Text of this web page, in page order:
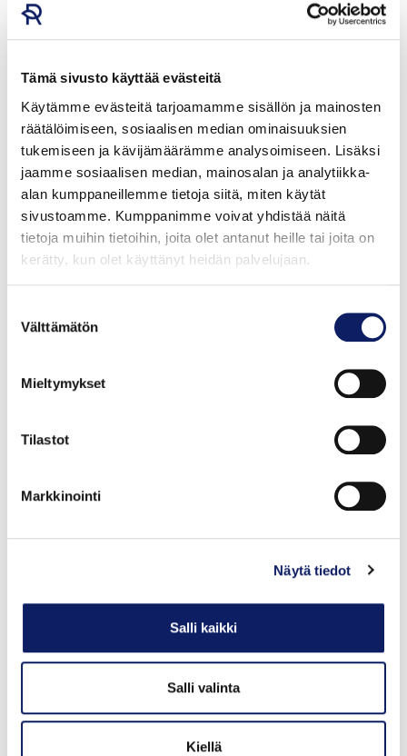
Tämä sivusto käyttää evästeitä
Käytämme evästeitä tarjoamamme sisällön ja mainosten
räätälöimiseen, sosiaalisen median ominaisuuksien
tukemiseen ja kävijämäärämme analysoimiseen. Lisäksi
jaamme sosiaalisen median, mainosalan ja analytiikka-
alan kumppaneillemme tietoja siitä, miten käytät
sivustoamme. Kumppanimme voivat yhdistää näitä
tietoja muihin tietoihin, joita olet antanut heille tai joita on
kerätty, kun olet käyttänyt heidän palvelujaan.
valinta
Välttämätön
Mieltymykset
Tilastot
Markkinointi
Näytä tiedot
Salli kaikki
Salli valinta
Kiellä
aikana metsästäjät tuovat tilalle saaliinsa
vakuumipakkaukseen.
Yrittäjyyttä monessa polvessa
Metsärannan Liha on perheyritys, jossa
omistajaperheen lisäksi työskentelee noin 15
henkilöä. Sen kaikki toiminnot sijaitsevat samalla
tontilla Punkalaitumella. Tilan oma hakelämpökeskus
Peuraa ja uusia makuja ympäri
vuoden